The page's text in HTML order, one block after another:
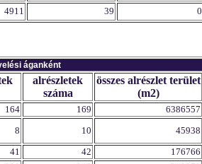
4911 39 0
áganként
alrészletek
száma
összes alrészlet terület
(m2)
164 169
6386557
8 10
45938
41 42
176766